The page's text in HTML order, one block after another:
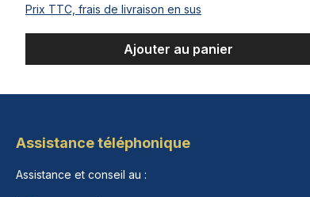
Prix TTC, frais de livraison en sus
Ajouter au panier
Assistance téléphonique
Assistance et conseil au :